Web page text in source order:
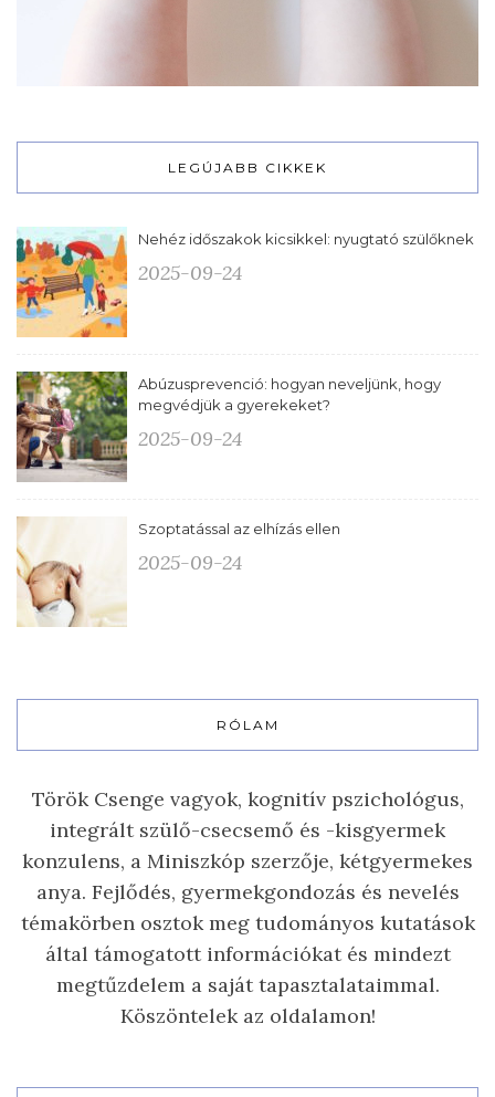
LEGÚJABB CIKKEK
Nehéz időszakok kicsikkel: nyugtató szülőknek
2025-09-24
Abúzusprevenció: hogyan neveljünk, hogy
megvédjük a gyerekeket?
2025-09-24
Szoptatással az elhízás ellen
2025-09-24
RÓLAM
Török Csenge vagyok, kognitív pszichológus,
integrált szülő-csecsemő és -kisgyermek
konzulens, a Miniszkóp szerzője, kétgyermekes
anya. Fejlődés, gyermekgondozás és nevelés
témakörben osztok meg tudományos kutatások
által támogatott információkat és mindezt
megtűzdelem a saját tapasztalataimmal.
Köszöntelek az oldalamon!